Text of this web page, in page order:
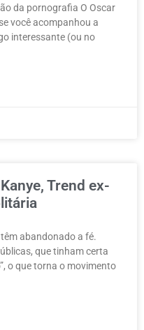
da pornografia O Oscar
você acompanhou a
interessante (ou no
Trend ex-
abandonado a fé.
que tinham certa
o que torna o movimento